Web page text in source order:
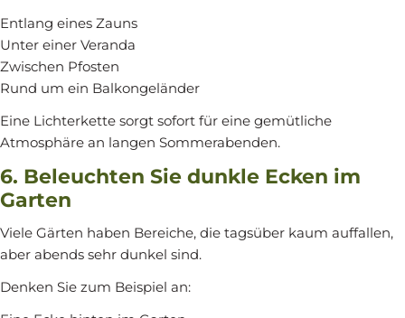
Entlang eines Zauns
Unter einer Veranda
Zwischen Pfosten
Rund um ein Balkongeländer
Eine Lichterkette sorgt sofort für eine gemütliche
Atmosphäre an langen Sommerabenden.
6. Beleuchten Sie dunkle Ecken im
Garten
Viele Gärten haben Bereiche, die tagsüber kaum auffallen,
aber abends sehr dunkel sind.
Denken Sie zum Beispiel an: